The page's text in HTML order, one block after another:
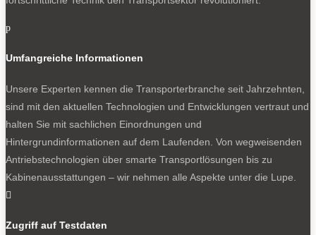
p
Umfangreiche Informationen
Unsere Experten kennen die Transporterbranche seit Jahrzehnten,
sind mit den aktuellen Technologien und Entwicklungen vertraut und
halten Sie mit sachlichen Einordnungen und
Hintergrundinformationen auf dem Laufenden. Von wegweisenden
Antriebstechnologien über smarte Transportlösungen bis zu
Kabinenausstattungen – wir nehmen alle Aspekte unter die Lupe.

Zugriff auf Testdaten